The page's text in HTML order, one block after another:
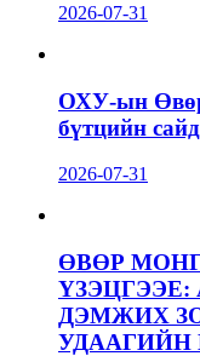
2026-07-31
ОХУ-ын
бүтцийн
2026-07-31
ӨВӨР
ДЭМЖИХ